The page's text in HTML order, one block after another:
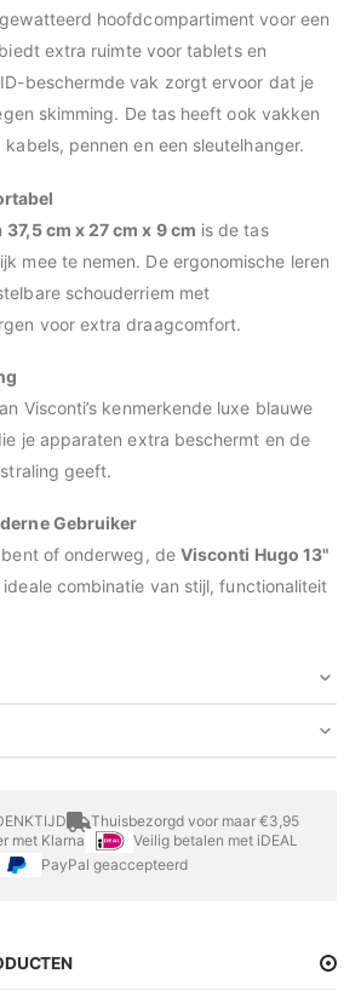
hoofdcompartiment voor een
extra ruimte voor tablets en
beschermde vak zorgt ervoor dat je
skimming. De tas heeft ook vakken
pennen en een sleutelhanger.
37,5 cm x 27 cm x 9 cm is de tas
mee te nemen. De ergonomische leren
schouderriem met
voor extra draagcomfort.
Visconti’s kenmerkende luxe blauwe
je apparaten extra beschermt en de
geeft.
Gebruiker
of onderweg, de Visconti Hugo 13"
combinatie van stijl, functionaliteit
Thuisbezorgd voor maar €3,95
met Klarna
Veilig betalen met iDEAL
PayPal geaccepteerd